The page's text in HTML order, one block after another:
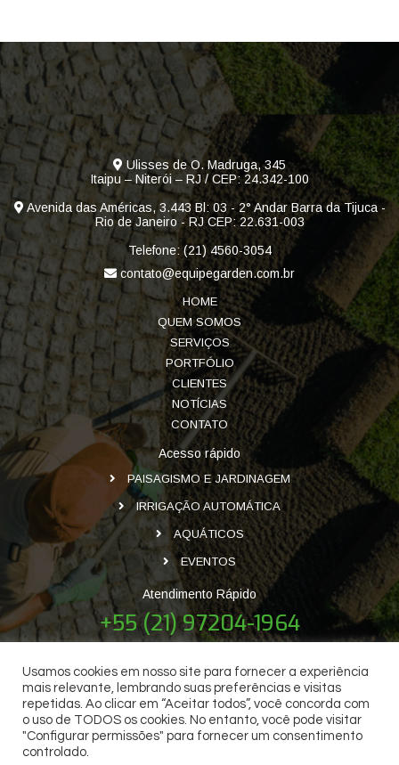
Ulisses de O. Madruga, 345
Itaipu – Niterói – RJ / CEP: 24.342-100
Avenida das Américas, 3.443 Bl: 03 - 2° Andar Barra da Tijuca -
Rio de Janeiro - RJ CEP: 22.631-003
Telefone: (21) 4560-3054
contato@equipegarden.com.br
HOME
QUEM SOMOS
SERVIÇOS
PORTFÓLIO
CLIENTES
NOTÍCIAS
CONTATO
Acesso rápido
PAISAGISMO E JARDINAGEM
IRRIGAÇÃO AUTOMÁTICA
AQUÁTICOS
EVENTOS
Atendimento Rápido
+55 (21) 97204-1964
Equipe Garden Paisagismo - Todos os direitos reservados - 2020 | Desenvolvido
Usamos cookies em nosso site para fornecer a experiência
mais relevante, lembrando suas preferências e visitas
repetidas. Ao clicar em “Aceitar todos”, você concorda com
o uso de TODOS os cookies. No entanto, você pode visitar
"Configurar permissões" para fornecer um consentimento
controlado.